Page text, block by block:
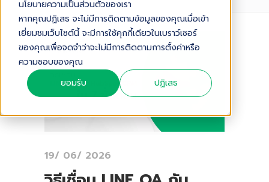
นโยบายความเป็นส่วนตัวของเรา
หากคุณปฏิเสธ จะไม่มีการติดตามข้อมูลของคุณเมื่อเข้า
เยี่ยมชมเว็บไซต์นี้ จะมีการใช้คุกกี้เดียวในเบราว์เซอร์
ของคุณเพื่อจดจำว่าจะไม่มีการติดตามการตั้งค่าหรือ
ความชอบของคุณ
ยอมรับ
ปฏิเสธ
19/ 06/ 2026